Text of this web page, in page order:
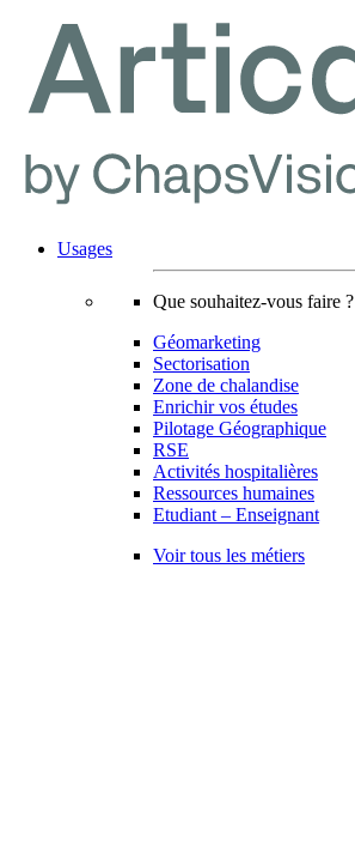
Usages
Que souhaitez-vous faire ?
Géomarketing
Sectorisation
Zone de chalandise
Enrichir vos études
Pilotage Géographique
RSE
Activités hospitalières
Ressources humaines
Etudiant – Enseignant
Voir tous les métiers